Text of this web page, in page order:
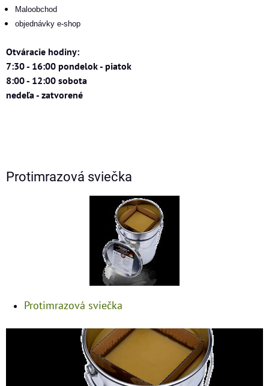
Maloobchod
objednávky e-shop
Otváracie hodiny:
7:30 - 16:00 pondelok - piatok
8:00 - 12:00 sobota
nedeľa - zatvorené
Protimrazová sviečka
Protimrazová sviečka